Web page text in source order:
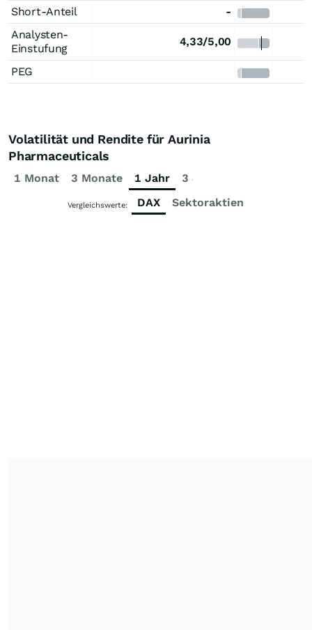
Short-Anteil
-
Analysten-
Einstufung
4,33/5,00
PEG
Volatilität und Rendite für Aurinia
Pharmaceuticals
1 Monat 3 Monate 1 Jahr 3 Jahre
Vergleichswerte: DAX Sektoraktien